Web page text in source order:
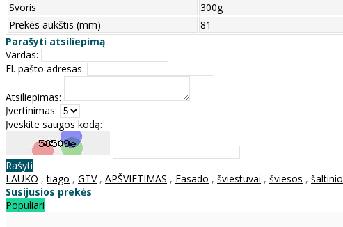
Svoris
300g
Prekės aukštis (mm)
81
Parašyti atsiliepimą
Vardas:
El. pašto adresas:
Atsiliepimas:
Įvertinimas:
Įveskite saugos kodą:
Rašyti
LAUKO ,tiago , GTV, APŠVIETIMAS , Fasado , šviestuvai , šviesos , šaltinio
Susijusios prekės
Populiari